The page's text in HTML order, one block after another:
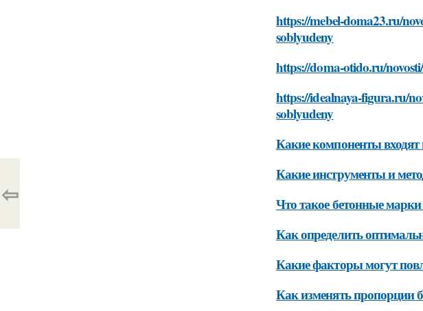
https://mebel-doma23.ru/
soblyudeny
https://doma-otido.ru/
https://idealnaya-figura.ru/
soblyudeny
Какие компоненты входят
Какие инструменты и
Что такое бетонные
Как определить
Какие факторы могут
Как изменять пропорции
⇦